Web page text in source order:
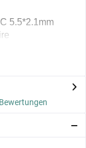
5.5*2.1mm